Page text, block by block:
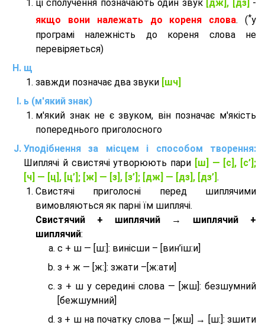
ці сполучення позначають один звук [дж], [дз] -
якщо вони належать до кореня слова. (*у
програмі належність до кореня слова не
перевіряеться)
щ
завжди позначає два звуки [шч]
ь (м'який знак)
м'який знак не є звуком, він позначає м'якість
попереднього приголосного
Уподібнення за місцем і способом творення:
Шиплячі й свистячі утворюють пари [ш] — [c], [с’];
[ч] — [ц], [ц’]; [ж] — [з], [з’]; [дж] — [дз], [дз’] .
Свистячі приголосні перед шиплячими
вимовляються як парні їм шиплячі.
Cвистячий + шиплячий → шиплячий +
шиплячий:
с + ш — [ш:]: винісши – [вин’іш:и]
з + ж — [ж:]: зжати –[ж:ати]
з + ш у середині слова — [жш]: безшумний
[бежшумний]
з + ш на початку слова — [жш] → [ш:]: зшити